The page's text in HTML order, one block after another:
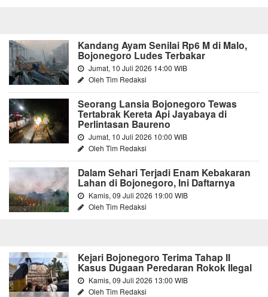
Kandang Ayam Senilai Rp6 M di Malo,
Bojonegoro Ludes Terbakar
Jumat, 10 Juli 2026 14:00 WIB
Oleh Tim Redaksi
Seorang Lansia Bojonegoro Tewas
Tertabrak Kereta Api Jayabaya di
Perlintasan Baureno
Jumat, 10 Juli 2026 10:00 WIB
Oleh Tim Redaksi
Dalam Sehari Terjadi Enam Kebakaran
Lahan di Bojonegoro, Ini Daftarnya
Kamis, 09 Juli 2026 19:00 WIB
Oleh Tim Redaksi
Kejari Bojonegoro Terima Tahap II
Kasus Dugaan Peredaran Rokok Ilegal
Kamis, 09 Juli 2026 13:00 WIB
Oleh Tim Redaksi